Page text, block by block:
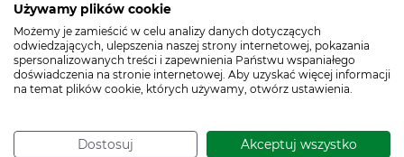
Używamy plików cookie
Możemy je zamieścić w celu analizy danych dotyczących
odwiedzających, ulepszenia naszej strony internetowej, pokazania
spersonalizowanych treści i zapewnienia Państwu wspaniałego
doświadczenia na stronie internetowej. Aby uzyskać więcej informacji
na temat plików cookie, których używamy, otwórz ustawienia.
Dostosuj Akceptuj wszystko